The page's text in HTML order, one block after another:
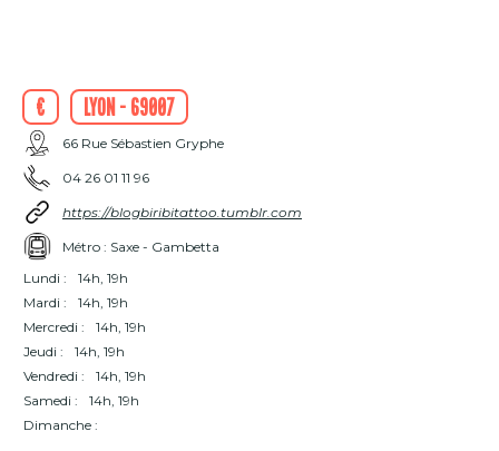
€ Lyon - 69007
66 Rue Sébastien Gryphe
04 26 01 11 96
https://blogbiribitattoo.tumblr.com
Métro : Saxe - Gambetta
Lundi :
14h, 19h
Mardi :
14h, 19h
Mercredi :
14h, 19h
Jeudi :
14h, 19h
Vendredi :
14h, 19h
Samedi :
14h, 19h
Dimanche :